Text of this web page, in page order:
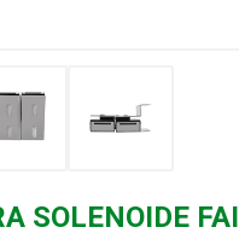
SOLENOIDE